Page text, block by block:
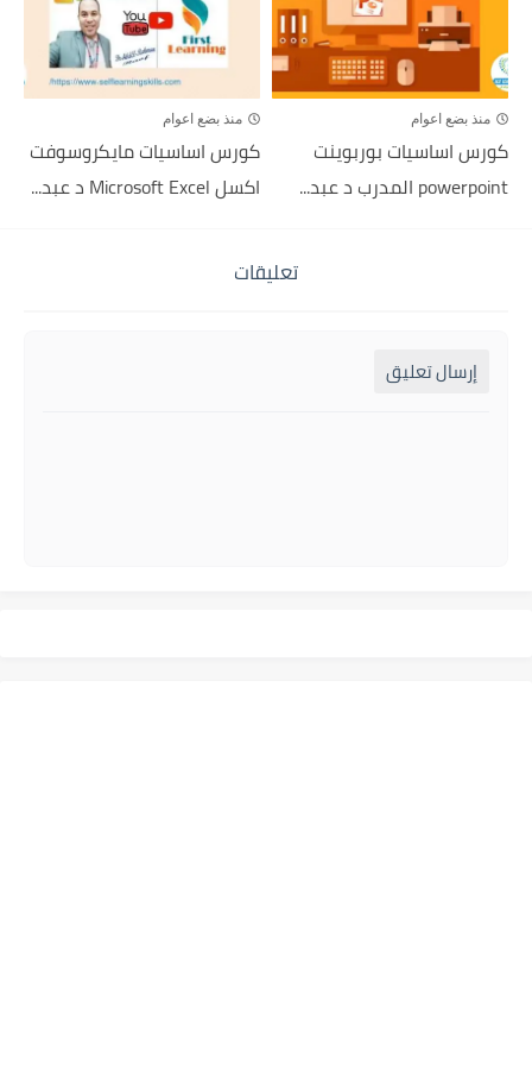
منذ بضع اعوام
كورس اساسيات بوربوينت
powerpoint المدرب د عبد...
منذ بضع اعوام
كورس اساسيات مايكروسوفت
اكسل Microsoft Excel د عبد...
تعليقات
إرسال تعليق